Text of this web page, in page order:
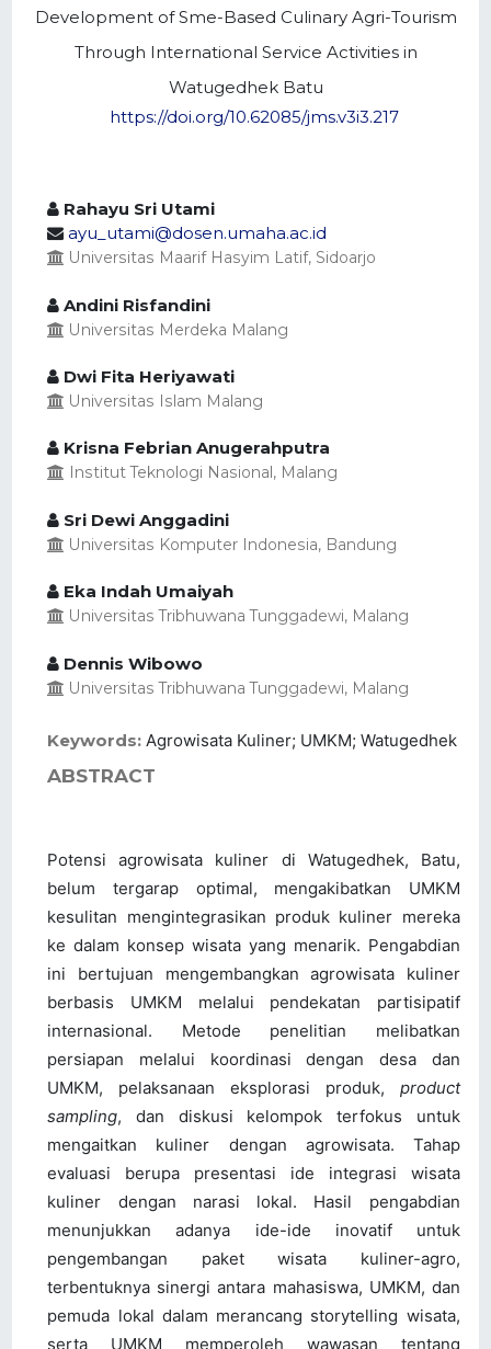
Development of Sme-Based Culinary Agri-Tourism
Through International Service Activities in
Watugedhek Batu
https://doi.org/10.62085/jms.v3i3.217
Rahayu Sri Utami
ayu_utami@dosen.umaha.ac.id
Universitas Maarif Hasyim Latif, Sidoarjo
Andini Risfandini
Universitas Merdeka Malang
Dwi Fita Heriyawati
Universitas Islam Malang
Krisna Febrian Anugerahputra
Institut Teknologi Nasional, Malang
Sri Dewi Anggadini
Universitas Komputer Indonesia, Bandung
Eka Indah Umaiyah
Universitas Tribhuwana Tunggadewi, Malang
Dennis Wibowo
Universitas Tribhuwana Tunggadewi, Malang
Keywords:Agrowisata Kuliner; UMKM; Watugedhek
ABSTRACT
Potensi agrowisata kuliner di Watugedhek, Batu,
belum tergarap optimal, mengakibatkan UMKM
kesulitan mengintegrasikan produk kuliner mereka
ke dalam konsep wisata yang menarik. Pengabdian
ini bertujuan mengembangkan agrowisata kuliner
berbasis UMKM melalui pendekatan partisipatif
internasional. Metode penelitian melibatkan
persiapan melalui koordinasi dengan desa dan
UMKM, pelaksanaan eksplorasi produk, product
sampling, dan diskusi kelompok terfokus untuk
mengaitkan kuliner dengan agrowisata. Tahap
evaluasi berupa presentasi ide integrasi wisata
kuliner dengan narasi lokal. Hasil pengabdian
menunjukkan adanya ide-ide inovatif untuk
pengembangan paket wisata kuliner-agro,
terbentuknya sinergi antara mahasiswa, UMKM, dan
pemuda lokal dalam merancang storytelling wisata,
serta UMKM memperoleh wawasan tentang